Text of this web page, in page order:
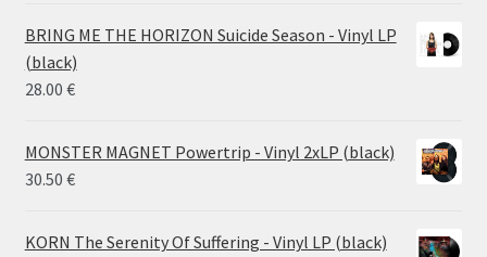
14.50 €
BRING ME THE HORIZON Suicide Season - Vinyl LP
(black)
28.00 €
MONSTER MAGNET Powertrip - Vinyl 2xLP (black)
30.50 €
KORN The Serenity Of Suffering - Vinyl LP (black)